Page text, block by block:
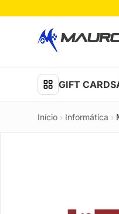
GIFT CARDS
Início › Informática ›